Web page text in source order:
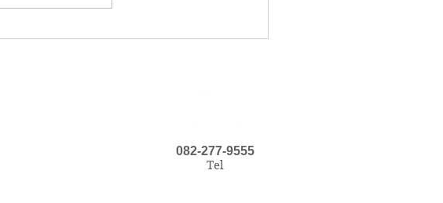
082-277-9555
Tel